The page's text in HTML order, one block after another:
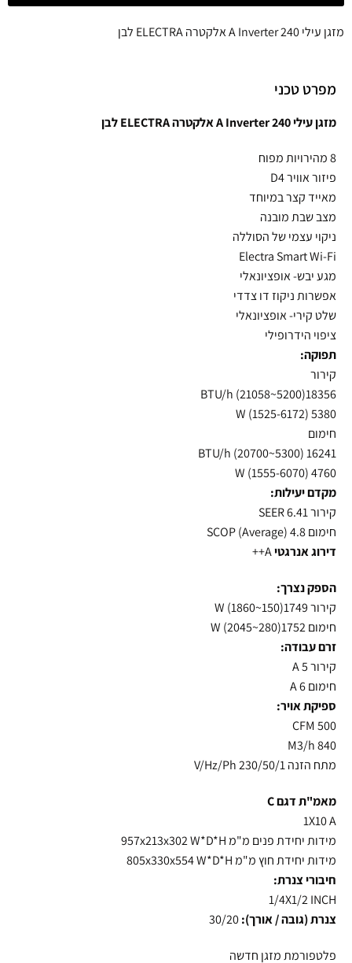
מזגן עילי A Inverter 240 אלקטרה ELECTRA לבן
מפרט טכני
מזגן עילי A Inverter 240 אלקטרה ELECTRA לבן
8 מהירויות מפוח
פיזור אוויר D4
מאייד קצר במיוחד
מצב שבת מובנה
ניקוי עצמי של הסוללה
Electra Smart Wi-Fi
מגע יבש- אופציונאלי
אפשרות ניקוז דו צדדי
שלט קירי- אופציונאלי
ציפוי הידרופילי
תפוקה:
קירור
18356(5200~21058) BTU/h
5380 (1525-6172) W
חימום
16241 (5300~20700) BTU/h
4760 (1555-6070) W
מקדם יעילות:
קירור 6.41 SEER
חימום SCOP (Average) 4.8
דירוג אנרגטי
הספק נצרך:
קירור 1749(150~1860) W
חימום 1752(280~2045) W
זרם עבודה:
קירור 5 A
חימום 6 A
ספיקת אויר:
500 CFM
840 M3/h
מתח הזנה 230/50/1 V/Hz/Ph
מאמ"ת דגם C
1X10 A
מידות יחידת פנים מ"מ 957x213x302 W*D*H
מידות יחידת חוץ מ"מ 805x330x554 W*D*H
חיבורי צנרת:
1/4X1/2 INCH
צנרת (גובה / אורך):
פלטפורמת מזגן חדשה